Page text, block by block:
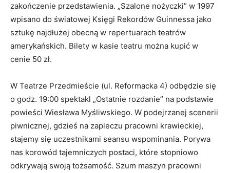
zakończenie przedstawienia. „Szalone nożyczki” w 1997
wpisano do światowej Księgi Rekordów Guinnessa jako
sztukę najdłużej obecną w repertuarach teatrów
amerykańskich. Bilety w kasie teatru można kupić w
cenie 50 zł.
W Teatrze Przedmieście (ul. Reformacka 4) odbędzie się
o godz. 19:00 spektakl „Ostatnie rozdanie” na podstawie
powieści Wiesława Myśliwskiego. W podejrzanej scenerii
piwnicznej, gdzieś na zapleczu pracowni krawieckiej,
stajemy się uczestnikami seansu wspominania. Porywa
nas korowód tajemniczych postaci, które stopniowo
odkrywają swoją tożsamość. Szum maszyn pracowni